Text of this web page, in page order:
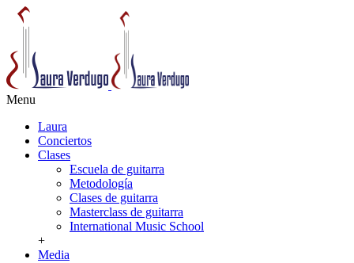
Menu
Laura
Conciertos
Clases
Escuela de guitarra
Metodología
Clases de guitarra
Masterclass de guitarra
International Music School
+
Media